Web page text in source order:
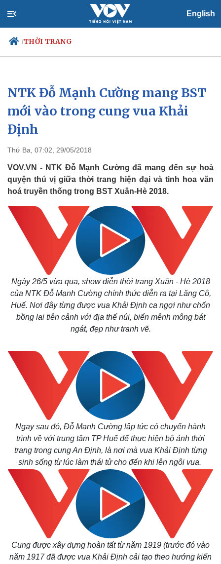
English
/THỜI TRANG
Chính trị
Đảng
Tổ chức nhân sự
Quốc hội
Nhận diện sự thật
Xã hội
Dự báo thời tiết
NTK Đỗ Mạnh Cường mang BST
mới vào trong cung vua Khải
Định
Thứ Ba, 07:02, 29/05/2018
VOV.VN - NTK Đỗ Mạnh Cường đã mang đến sự hoà
quyện thú vị giữa thời trang hiện đại và tinh hoa văn
hoá truyền thống trong BST Xuân-Hè 2018.
Ngày 26/5 vừa qua, show diễn thời trang Xuân - Hè 2018
của NTK Đỗ Mạnh Cường chính thức diễn ra tại Lăng Cô,
Huế. Nơi đây từng được vua Khải Định ca ngợi như chốn
bồng lai tiên cảnh với địa thế núi, biển mênh mông bát
ngát, đẹp như tranh vẽ.
Ngay sau đó, Đỗ Mạnh Cường lập tức có chuyến hành
trình về với trung tâm TP Huế để thực hiện bộ ảnh thời
trang trong cung An Định, là nơi mà vua Khải Định từng
sinh sống từ lúc làm thái tử cho đến khi lên ngôi vua.
Cung được xây dựng hoàn tất từ năm 1919 (trước đó vào
năm 1917 đã được vua Khải Định cải tạo theo hướng kiến